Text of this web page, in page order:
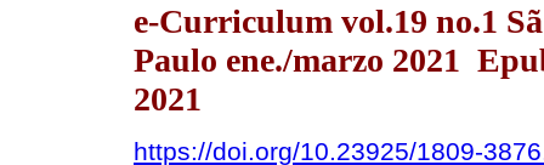
e-Curriculum vol.19 no.1
Paulo ene./marzo 2021
2021
https://doi.org/10.23925/1809-